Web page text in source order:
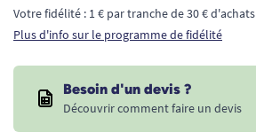
Votre fidélité : 1 € par tranche de 30 € d'achats
Plus d'info sur le programme de fidélité
Besoin d'un devis ?
Découvrir comment faire un devis